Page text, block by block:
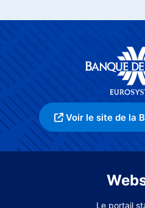
Voir le site de la
Le portail